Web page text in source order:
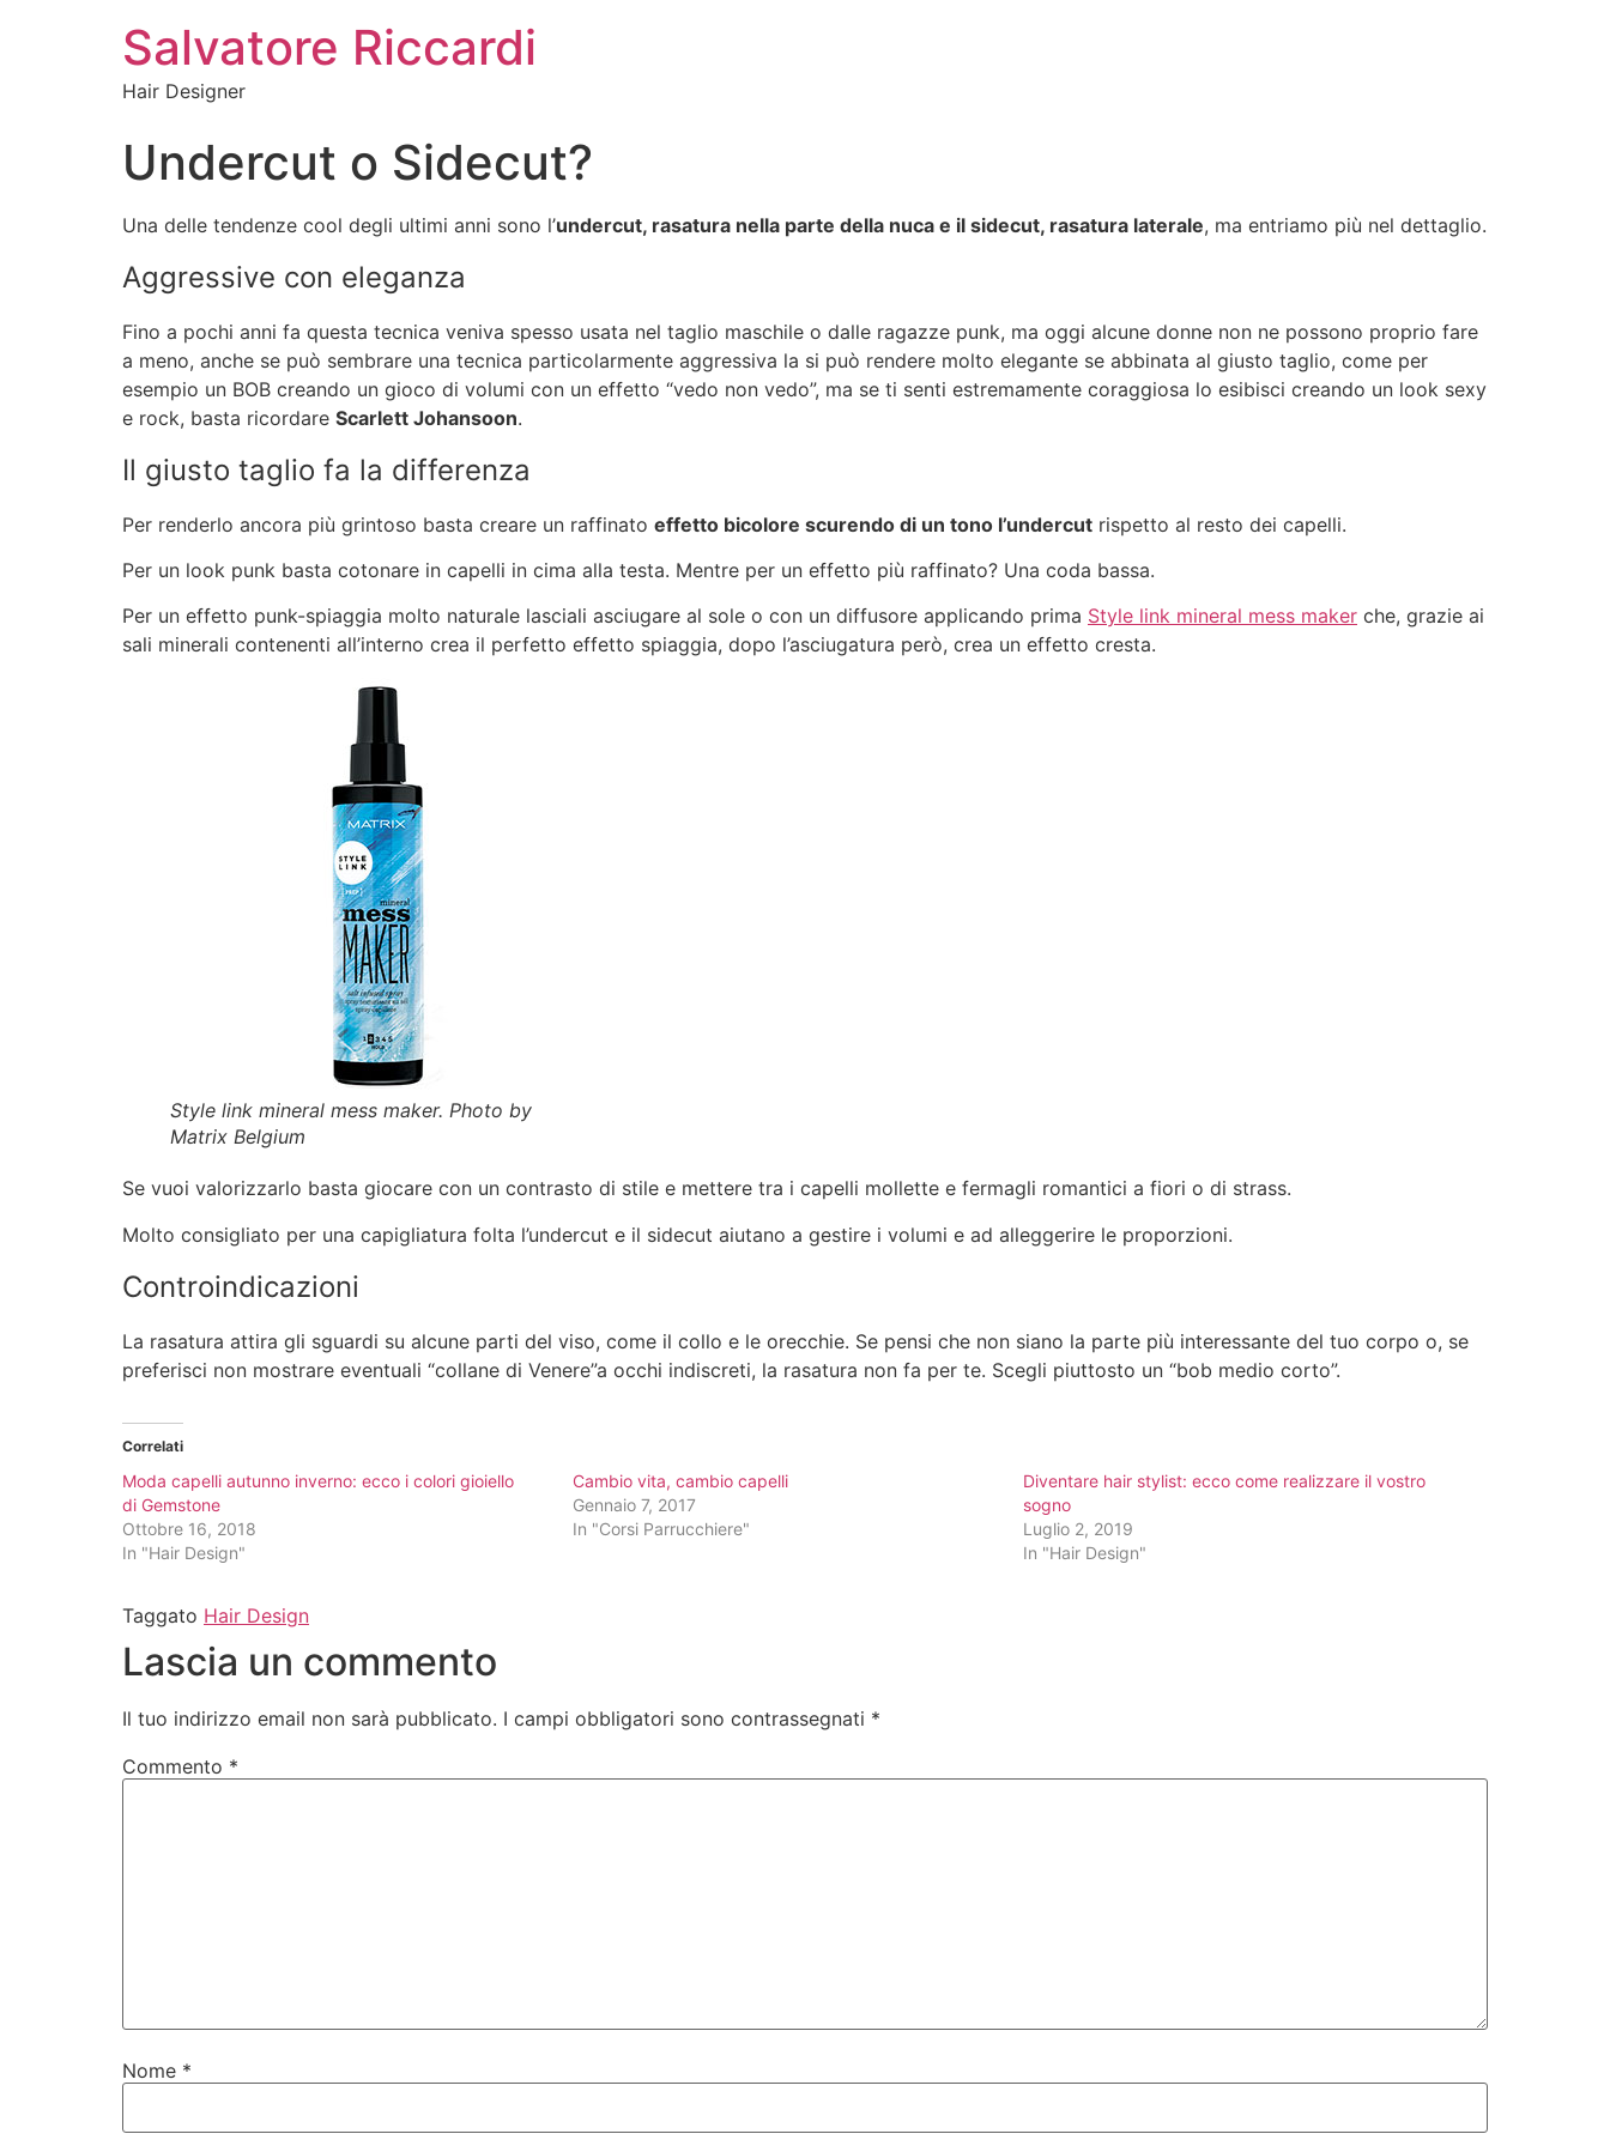
Salvatore Riccardi
Hair Designer
Undercut o Sidecut?
Una delle tendenze cool degli ultimi anni sono l’undercut, rasatura nella parte della nuca e il sidecut, rasatura laterale, ma entriamo più nel dettaglio.
Aggressive con eleganza
Fino a pochi anni fa questa tecnica veniva spesso usata nel taglio maschile o dalle ragazze punk, ma oggi alcune donne non ne possono proprio fare
a meno, anche se può sembrare una tecnica particolarmente aggressiva la si può rendere molto elegante se abbinata al giusto taglio, come per
esempio un BOB creando un gioco di volumi con un effetto “vedo non vedo”, ma se ti senti estremamente coraggiosa lo esibisci creando un look sexy
e rock, basta ricordare Scarlett Johansoon.
Il giusto taglio fa la differenza
Per renderlo ancora più grintoso basta creare un raffinato effetto bicolore scurendo di un tono l’undercut rispetto al resto dei capelli.
Per un look punk basta cotonare in capelli in cima alla testa. Mentre per un effetto più raffinato? Una coda bassa.
Per un effetto punk-spiaggia molto naturale lasciali asciugare al sole o con un diffusore applicando prima Style link mineral mess maker che, grazie ai
sali minerali contenenti all’interno crea il perfetto effetto spiaggia, dopo l’asciugatura però, crea un effetto cresta.
Style link mineral mess maker. Photo by
Matrix Belgium
Se vuoi valorizzarlo basta giocare con un contrasto di stile e mettere tra i capelli mollette e fermagli romantici a fiori o di strass.
Molto consigliato per una capigliatura folta l’undercut e il sidecut aiutano a gestire i volumi e ad alleggerire le proporzioni.
Controindicazioni
La rasatura attira gli sguardi su alcune parti del viso, come il collo e le orecchie. Se pensi che non siano la parte più interessante del tuo corpo o, se
preferisci non mostrare eventuali “collane di Venere”a occhi indiscreti, la rasatura non fa per te. Scegli piuttosto un “bob medio corto”.
Correlati
Moda capelli autunno inverno: ecco i colori gioiello
di Gemstone
Ottobre 16, 2018
In "Hair Design"
Cambio vita, cambio capelli
Gennaio 7, 2017
In "Corsi Parrucchiere"
Diventare hair stylist: ecco come realizzare il vostro
sogno
Luglio 2, 2019
In "Hair Design"
Taggato Hair Design
Lascia un commento
Il tuo indirizzo email non sarà pubblicato. I campi obbligatori sono contrassegnati *
Commento *
Nome *